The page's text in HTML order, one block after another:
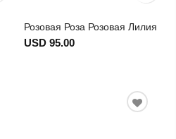
Розовая Роза Розовая Лилия
USD 95.00